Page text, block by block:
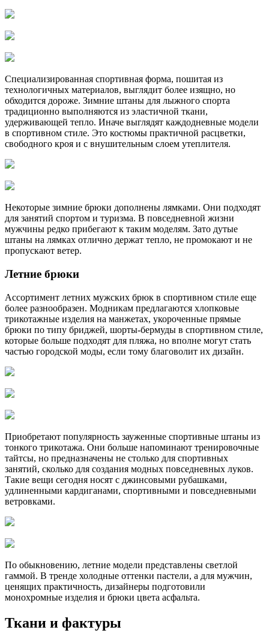
Специализированная спортивная форма, пошитая из
технологичных материалов, выглядит более изящно, но
обходится дороже. Зимние штаны для лыжного спорта
традиционно выполняются из эластичной ткани,
удерживающей тепло. Иначе выглядят каждодневные модели
в спортивном стиле. Это костюмы практичной расцветки,
свободного кроя и с внушительным слоем утеплителя.
Некоторые зимние брюки дополнены лямками. Они подходят
для занятий спортом и туризма. В повседневной жизни
мужчины редко прибегают к таким моделям. Зато дутые
штаны на лямках отлично держат тепло, не промокают и не
пропускают ветер.
Летние брюки
Ассортимент летних мужских брюк в спортивном стиле еще
более разнообразен. Модникам предлагаются хлопковые
трикотажные изделия на манжетах, укороченные прямые
брюки по типу бриджей, шорты-бермуды в спортивном стиле,
которые больше подходят для пляжа, но вполне могут стать
частью городской моды, если тому благоволит их дизайн.
Приобретают популярность зауженные спортивные штаны из
тонкого трикотажа. Они больше напоминают тренировочные
тайтсы, но предназначены не столько для спортивных
занятий, сколько для создания модных повседневных луков.
Такие вещи сегодня носят с джинсовыми рубашками,
удлиненными кардиганами, спортивными и повседневными
ветровками.
По обыкновению, летние модели представлены светлой
гаммой. В тренде холодные оттенки пастели, а для мужчин,
ценящих практичность, дизайнеры подготовили
монохромные изделия и брюки цвета асфальта.
Ткани и фактуры